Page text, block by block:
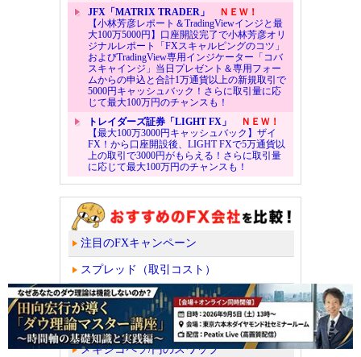
JFX「MATRIX TRADER」
ＮＥＷ！
【小林芳彦レポート＆TradingViewインジと最
大100万5000円】口座開設完了で小林芳彦オリ
ジナルレポート「FXスキャルピングのコツ」
およびTradingView専用インジケーター「コバ
スキャインジ」当日プレゼント＆専用フォー
ムからの申込と合計1万通貨以上の新規取引で
5000円キャッシュバック！さらに取引量に応
じて最大100万円のチャンスも！
トレイダーズ証券「LIGHT FX」
ＮＥＷ！
【最大100万3000円キャッシュバック】ザイ
FX！から口座開設後、LIGHT FXで5万通貨以
上の取引で3000円がもらえる！さらに取引量
に応じて最大100万円のチャンスも！
注目のFXキャンペーン
スプレッド（取引コスト）
スワップポイント
トルコリラ/円のスワップ
メキシコペソ/円のスワップ